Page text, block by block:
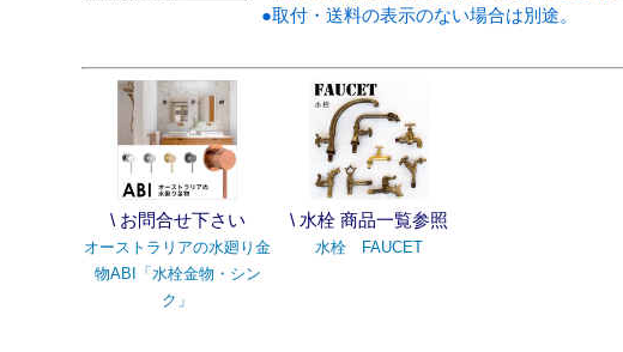
●取付・送料の表示のない場合は別途。
\ お問合せ下さい
オーストラリアの水廻り金
物ABI「水栓金物・シン
ク」
\ 水栓 商品一覧参照
水栓 FAUCET